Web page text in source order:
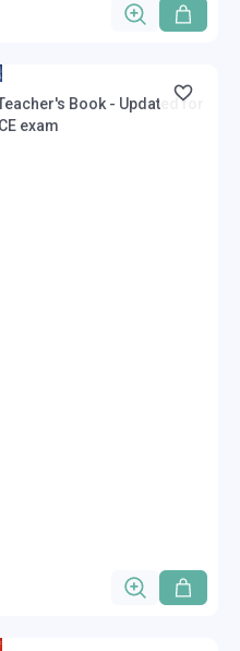
Book - Updated for
FCE exam